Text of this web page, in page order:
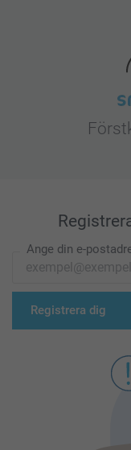
Ange din e-
Registrera dig